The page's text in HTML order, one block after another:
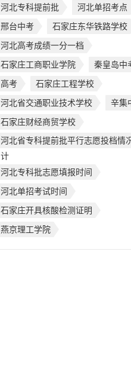
河北专科提前批
河北单招考点
邢台中考
石家庄东华铁路学校
河北高考成绩一分一档
石家庄工商职业学院
秦皇岛中
高考
石家庄工程学校
河北省交通职业技术学校
辛集
石家庄财经商贸学校
河北省专科提前批平行志愿投档情
计
河北专科批志愿填报时间
河北单招考试时间
石家庄开具核酸检测证明
燕京理工学院